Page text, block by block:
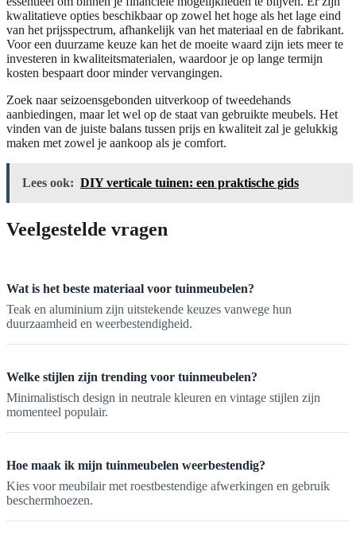
kwalitatieve opties beschikbaar op zowel het hoge als het lage eind
van het prijsspectrum, afhankelijk van het materiaal en de fabrikant.
Voor een duurzame keuze kan het de moeite waard zijn iets meer te
investeren in kwaliteitsmaterialen, waardoor je op lange termijn
kosten bespaart door minder vervangingen.
Zoek naar seizoensgebonden uitverkoop of tweedehands
aanbiedingen, maar let wel op de staat van gebruikte meubels. Het
vinden van de juiste balans tussen prijs en kwaliteit zal je gelukkig
maken met zowel je aankoop als je comfort.
Lees ook: DIY verticale tuinen: een praktische gids
Veelgestelde vragen
Wat is het beste materiaal voor tuinmeubelen?
Teak en aluminium zijn uitstekende keuzes vanwege hun
duurzaamheid en weerbestendigheid.
Welke stijlen zijn trending voor tuinmeubelen?
Minimalistisch design in neutrale kleuren en vintage stijlen zijn
momenteel populair.
Hoe maak ik mijn tuinmeubelen weerbestendig?
Kies voor meubilair met roestbestendige afwerkingen en gebruik
beschermhoezen.